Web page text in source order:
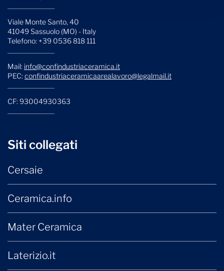
Viale Monte Santo, 40
41049 Sassuolo (MO) - Italy
Telefono: +39 0536 818 111
Mail: info@confindustriaceramica.it
PEC: confindustriaceramicaarealavoro@legalmail.it
CF: 93004930363
Siti collegati
Cersaie
Ceramica.info
Mater Ceramica
Laterizio.it